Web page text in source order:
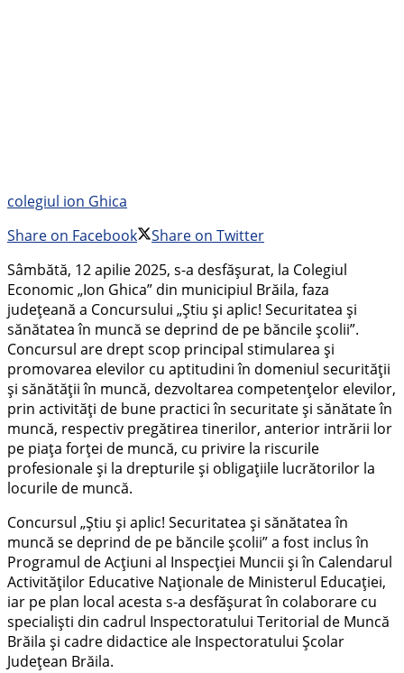
colegiul ion Ghica
Share on Facebook
Share on Twitter
Sâmbătă, 12 apilie 2025, s-a desfăşurat, la Colegiul
Economic „Ion Ghica” din municipiul Brăila, faza
judeţeană a Concursului „Ştiu şi aplic! Securitatea şi
sănătatea în muncă se deprind de pe băncile şcolii”.
Concursul are drept scop principal stimularea şi
promovarea elevilor cu aptitudini în domeniul securităţii
şi sănătăţii în muncă, dezvoltarea competenţelor elevilor,
prin activităţi de bune practici în securitate şi sănătate în
muncă, respectiv pregătirea tinerilor, anterior intrării lor
pe piaţa forţei de muncă, cu privire la riscurile
profesionale şi la drepturile şi obligaţiile lucrătorilor la
locurile de muncă.
Concursul „Știu și aplic! Securitatea şi sănătatea în
muncă se deprind de pe băncile şcolii” a fost inclus în
Programul de Acţiuni al Inspecţiei Muncii şi în Calendarul
Activităţilor Educative Naţionale de Ministerul Educaţiei,
iar pe plan local acesta s-a desfăşurat în colaborare cu
specialişti din cadrul Inspectoratului Teritorial de Muncă
Brăila şi cadre didactice ale Inspectoratului Şcolar
Judeţean Brăila.